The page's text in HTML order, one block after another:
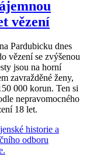
vězení
Pardubicku dnes
vězení se zvýšenou
jsou na horní
zavražděné ženy,
000 korun. Ten si
nepravomocného
18 let.